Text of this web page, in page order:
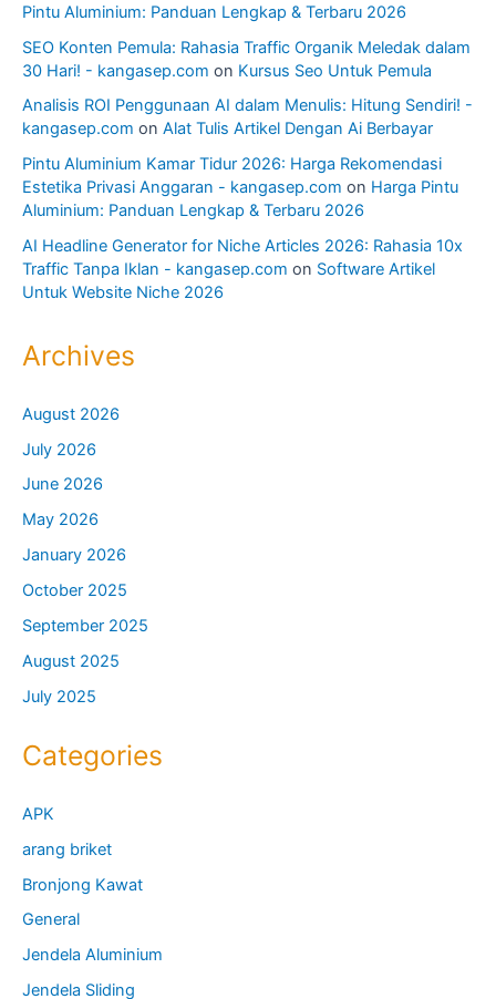
Pintu Aluminium: Panduan Lengkap & Terbaru 2026
SEO Konten Pemula: Rahasia Traffic Organik Meledak dalam
30 Hari! - kangasep.com on Kursus Seo Untuk Pemula
Analisis ROI Penggunaan AI dalam Menulis: Hitung Sendiri! -
kangasep.com on Alat Tulis Artikel Dengan Ai Berbayar
Pintu Aluminium Kamar Tidur 2026: Harga Rekomendasi
Estetika Privasi Anggaran - kangasep.com on Harga Pintu
Aluminium: Panduan Lengkap & Terbaru 2026
AI Headline Generator for Niche Articles 2026: Rahasia 10x
Traffic Tanpa Iklan - kangasep.com on Software Artikel
Untuk Website Niche 2026
Archives
August 2026
July 2026
June 2026
May 2026
January 2026
October 2025
September 2025
August 2025
July 2025
Categories
APK
arang briket
Bronjong Kawat
General
Jendela Aluminium
Jendela Sliding